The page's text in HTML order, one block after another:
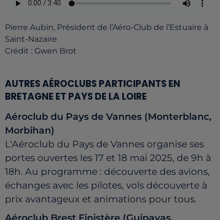
Pierre Aubin, Président de l’Aéro-Club de l’Estuaire à
Saint-Nazaire
Crédit : Gwen Brot
AUTRES AÉROCLUBS PARTICIPANTS EN
BRETAGNE ET PAYS DE LA LOIRE
Aéroclub du Pays de Vannes (Monterblanc,
Morbihan)
L'Aéroclub du Pays de Vannes organise ses
portes ouvertes les 17 et 18 mai 2025, de 9h à
18h. Au programme : découverte des avions,
échanges avec les pilotes, vols découverte à
prix avantageux et animations pour tous.
Aéroclub Brest Finistère (Guipavas,